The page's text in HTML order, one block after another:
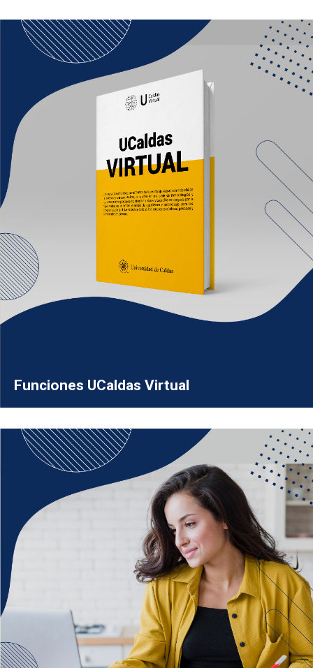
Funciones UCaldas Virtual